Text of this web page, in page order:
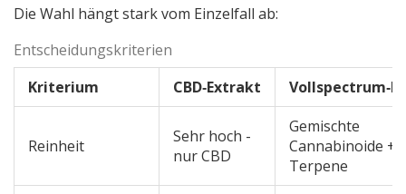
Die Wahl hängt stark vom Einzelfall ab:
Entscheidungskriterien
Kriterium
CBD‑Extrakt
Reinheit
Sehr hoch -
nur CBD
Gemischte
Cannabinoide +
Terpene